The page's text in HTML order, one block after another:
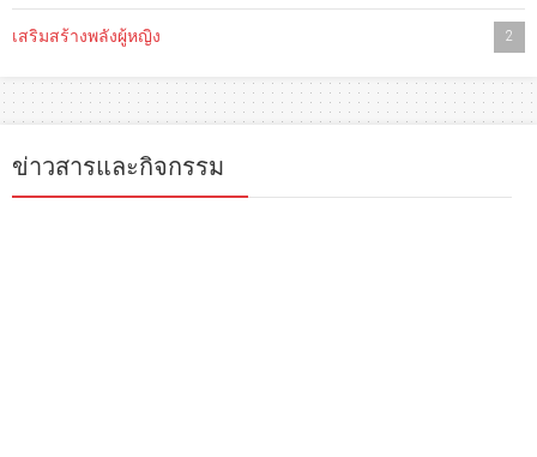
เสริมสร้างพลังผู้หญิง 2
ข่าวสารและกิจกรรม